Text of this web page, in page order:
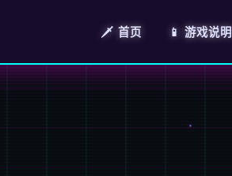
🗡️ 首页 📱 游戏说明